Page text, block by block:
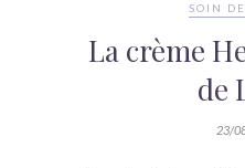
SOIN
La crème
de
23/